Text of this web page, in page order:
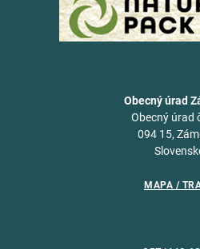
Obecný úrad
Obecný úrad
094 15,
MAPA /